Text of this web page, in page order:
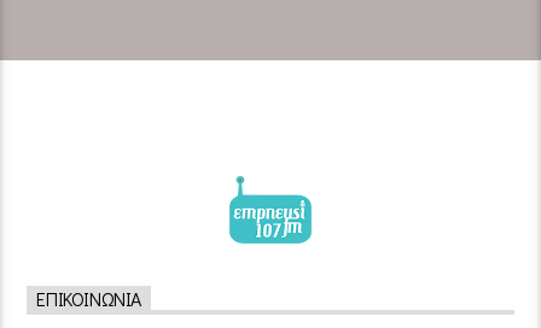
ΕΠΙΚΟΙΝΩΝΊΑ